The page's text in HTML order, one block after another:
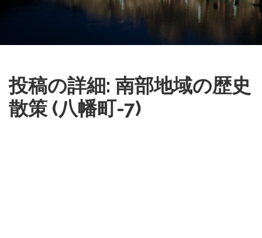
投稿の詳細: 南部地域の歴史
散策 (八幡町-7)